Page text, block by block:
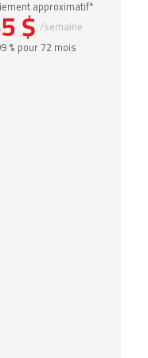
approximatif*
$ /semaine
% pour 72 mois